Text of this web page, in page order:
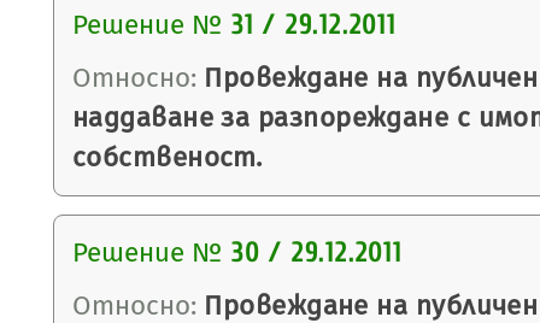
Решение № 31 / 29.12.2011
Относно: Провеждане на
наддаване за разпореждане с
собственост.
Решение № 30 / 29.12.2011
Относно: Провеждане на